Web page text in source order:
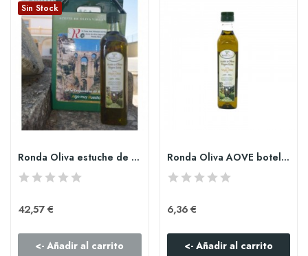
Sin Stock
Ronda Oliva estuche de 3 botellas de AOVE 750ml
42,57 €
<- Añadir al carrito
Ronda Oliva AOVE botella PET de 250ml
6,36 €
<- Añadir al carrito